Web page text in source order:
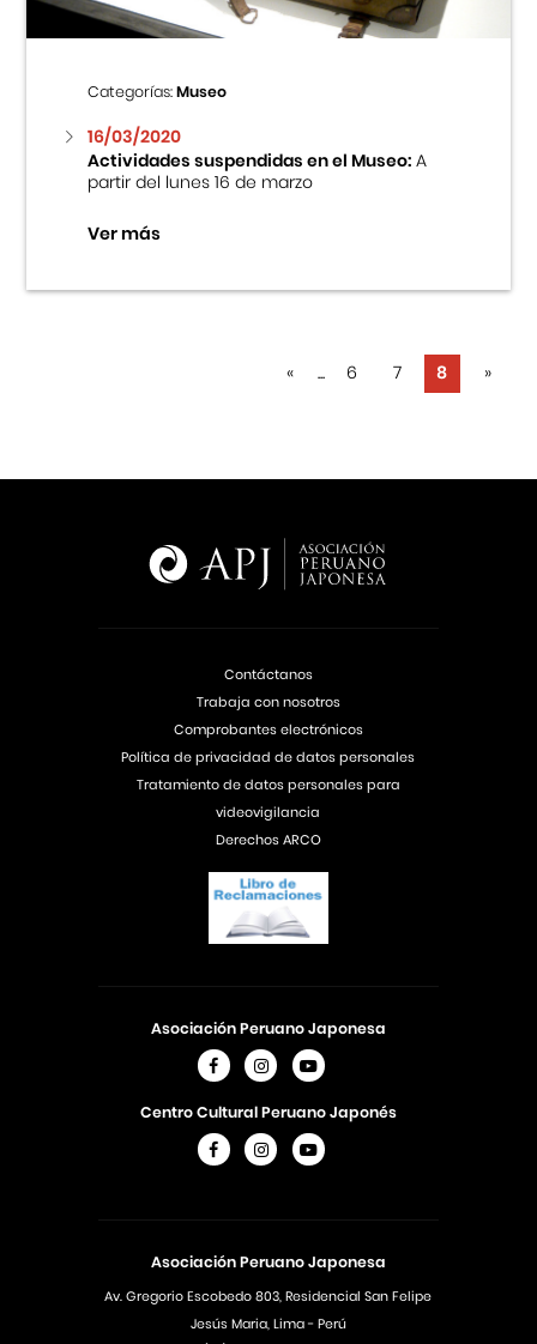
Categorías:Museo
16/03/2020
Actividades suspendidas en el Museo:A
partir del lunes 16 de marzo
Ver más
« ... 6 7 8 »
Asociación Peruano Japonesa
Av. Gregorio Escobedo 803, Residencial San Felipe
Jesús Maria, Lima - Perú
Asociación Peruano Japonesa
Centro Cultural Peruano Japonés
Contáctanos
Trabaja con nosotros
Comprobantes electrónicos
Política de privacidad de datos personales
Tratamiento de datos personales para
videovigilancia
Derechos ARCO